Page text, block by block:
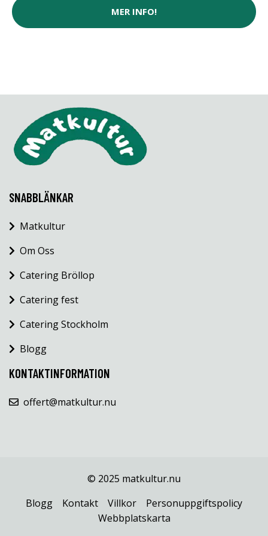
MER INFO!
SNABBLÄNKAR
Matkultur
Om Oss
Catering Bröllop
Catering fest
Catering Stockholm
Blogg
KONTAKTINFORMATION
offert@matkultur.nu
© 2025 matkultur.nu
Blogg
Kontakt Villkor
Personuppgiftspolicy
Webbplatskarta